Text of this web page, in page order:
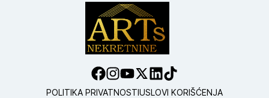
POLITIKA PRIVATNOSTIUSLOVI KORIŠĆENJA